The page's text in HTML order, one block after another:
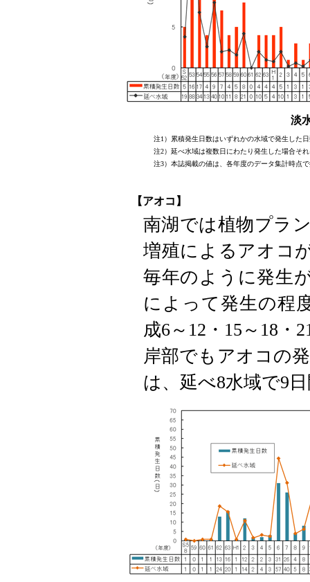
淡
注1）累積発生日数はいずれかの水域で発生した
注2）延べ水域は複数日にわたり発生した場合そ
注3）本誌掲載の値は、各年度のデータ集計時点
【アオコ】
南湖では植物プラ
増殖によるアオコ
毎年のように発生
によって発生の程
成6～12・15～18・
岸部でもアオコの
は、延べ8水域で9